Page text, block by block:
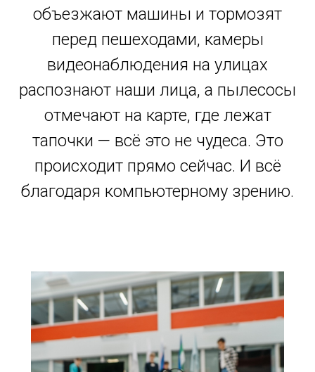
объезжают машины и тормозят
перед пешеходами, камеры
видеонаблюдения на улицах
распознают наши лица, а пылесосы
отмечают на карте, где лежат
тапочки — всё это не чудеса. Это
происходит прямо сейчас. И всё
благодаря компьютерному зрению.